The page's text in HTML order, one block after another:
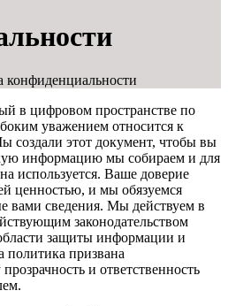
конфиденциальности
в цифровом пространстве по
уважением относится к
этот документ, чтобы вы
информацию мы собираем и для
используется. Ваше доверие
ценностью, и мы обязуемся
вами сведения. Мы действуем в
законодательством
защиты информации и
призвана
и ответственность